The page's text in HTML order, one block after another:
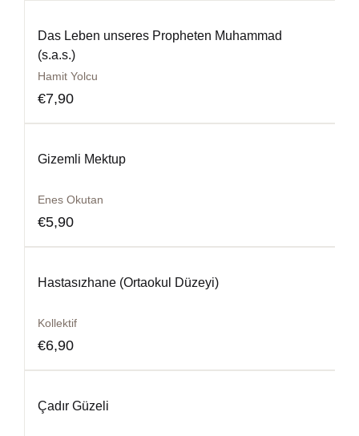
Das Leben unseres Propheten Muhammad
(s.a.s.)
Hamit Yolcu
€7,90
Gizemli Mektup
Enes Okutan
€5,90
Hastasızhane (Ortaokul Düzeyi)
Kollektif
€6,90
Çadır Güzeli